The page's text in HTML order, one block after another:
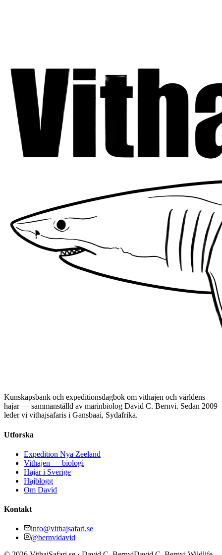
Kunskapsbank och expeditionsdagbok om vithajen och världens
hajar — sammanställd av marinbiolog David C. Bernvi. Sedan 2009
leder vi vithajsafaris i Gansbaai, Sydafrika.
Utforska
Expedition Nya Zeeland
Vithajen — biologi
Hajar i Sverige
Hajblogg
Om David
Kontakt
info@vithajsafari.se
@bernvidavid